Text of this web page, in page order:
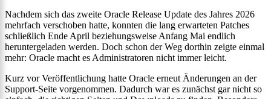
Nachdem sich das zweite Oracle Release Update des Jahres 2026
mehrfach verschoben hatte, konnten die lang erwarteten Patches
schließlich Ende April beziehungsweise Anfang Mai endlich
heruntergeladen werden. Doch schon der Weg dorthin zeigte einmal
mehr: Oracle macht es Administratoren nicht immer leicht.
Kurz vor Veröffentlichung hatte Oracle erneut Änderungen an der
Support-Seite vorgenommen. Dadurch war es zunächst gar nicht so